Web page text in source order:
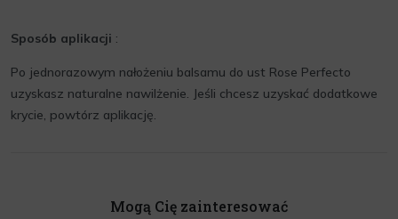
Sposób aplikacji :
Po jednorazowym nałożeniu balsamu do ust Rose Perfecto
uzyskasz naturalne nawilżenie. Jeśli chcesz uzyskać dodatkowe
krycie, powtórz aplikację.
Mogą Cię zainteresować